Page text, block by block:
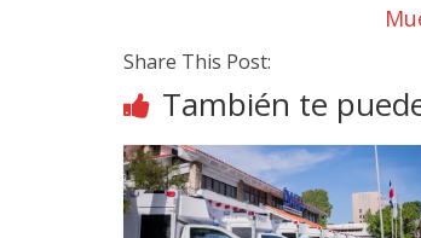
Share This Post:
También te